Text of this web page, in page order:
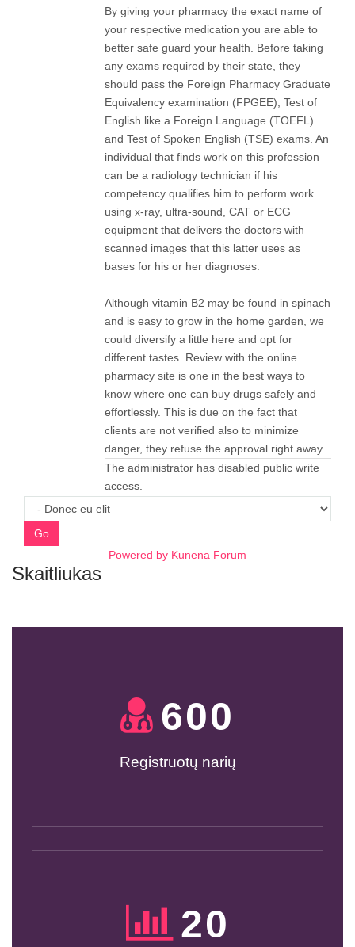
By giving your pharmacy the exact name of
your respective medication you are able to
better safe guard your health. Before taking
any exams required by their state, they
should pass the Foreign Pharmacy Graduate
Equivalency examination (FPGEE), Test of
English like a Foreign Language (TOEFL)
and Test of Spoken English (TSE) exams. An
individual that finds work on this profession
can be a radiology technician if his
competency qualifies him to perform work
using x-ray, ultra-sound, CAT or ECG
equipment that delivers the doctors with
scanned images that this latter uses as
bases for his or her diagnoses.
Although vitamin B2 may be found in spinach
and is easy to grow in the home garden, we
could diversify a little here and opt for
different tastes. Review with the online
pharmacy site is one in the best ways to
know where one can buy drugs safely and
effortlessly. This is due on the fact that
clients are not verified also to minimize
danger, they refuse the approval right away.
The administrator has disabled public write
access.
Go
Powered by Kunena Forum
Skaitliukas
600
Registruotų narių
20